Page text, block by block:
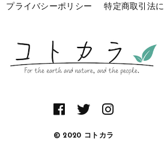
プライバシーポリシー 特定商取引法
© 2020 コトカラ